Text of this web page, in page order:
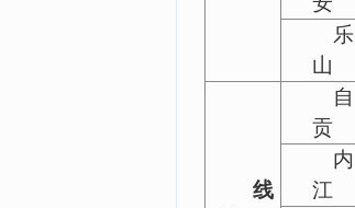
乐
山
线
自
贡
内
江